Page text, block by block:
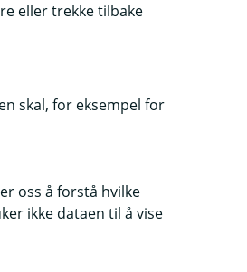
eller trekke tilbake
skal, for eksempel for
oss å forstå hvilke
ikke dataen til å vise